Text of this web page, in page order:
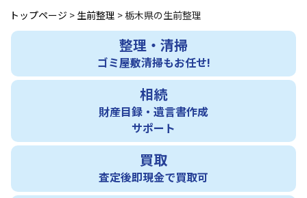
トップページ > 生前整理 >栃木県の生前整理
整理・清掃
ゴミ屋敷清掃もお任せ!
相続
財産目録・遺言書作成
サポート
買取
査定後即現金で買取可